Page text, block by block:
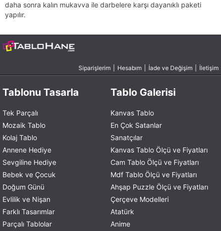
daha sonra kalın mukavva ile darbelere karşı dayanıklı paketi
yapılır.
Siparişlerim Hesabım İade ve Değişim İletişim
Tablonu Tasarla
Tek Parçalı
Mozaik Tablo
Kolaj Tablo
Annene Hediye
Sevgiline Hediye
Bebek ve Çocuk
Doğum Günü
Evlilik ve Nişan
Farklı Tasarımlar
Parçalı Tablolar
Tablo Galerisi
Kanvas Tablo
En Çok Satanlar
Sanatçılar
Kanvas Tablo Ölçü ve Fiyatları
Cam Tablo Ölçü ve Fiyatları
Mdf Tablo Ölçü ve Fiyatları
Ahşap Puzzle Ölçü ve Fiyatları
Çerçeve Modelleri
Atatürk
Anime